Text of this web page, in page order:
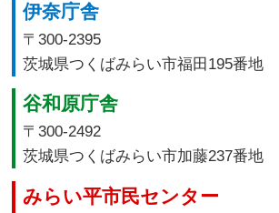
伊奈庁舎
〒300-2395
茨城県つくばみらい市福田195番地
谷和原庁舎
〒300-2492
茨城県つくばみらい市加藤237番地
みらい平市民センター